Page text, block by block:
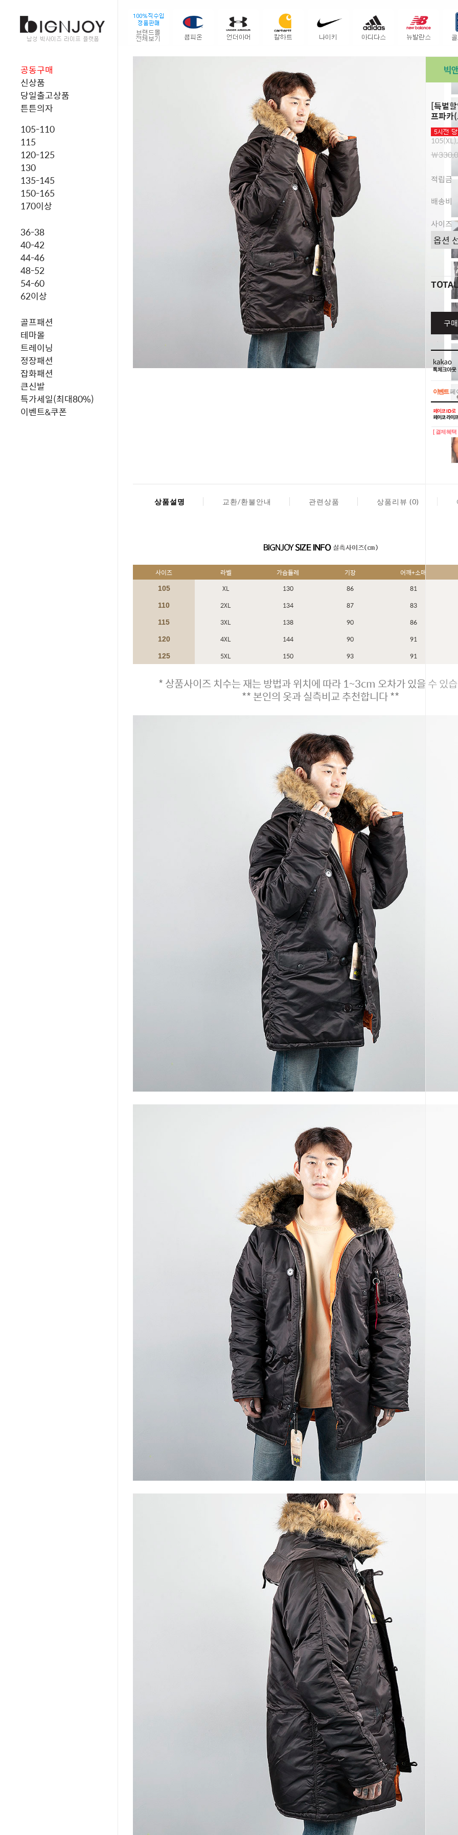
공동구매
신상품
당일출고상품
튼튼의자
105-110
115
120-125
130
135-145
150-165
170이상
36-38
40-42
44-46
48-52
54-60
62이상
골프패션
테마몰
트레이닝
정장패션
잡화패션
큰신발
특가세일(최대80%)
이벤트&쿠폰
[특별
프파카
￦
적립금
배송비
사이즈
TOTAL
구
이벤트페
이벤트페
[ 결제혜
상품설명 교환/환불안내 관련상품 상품리뷰 (0)
사이즈 라벨 가슴둘레 기장 어깨+소매
105 XL 130 86 81
110 2XL 134 87 83
115 3XL 138 90 86
120 4XL 144 90 91
125 5XL 150 93 91
* 상품사이즈 치수는 재는 방법과 위치에 따라 1~3cm 오차가 있을 수 있
** 본인의 옷과 실측비교 추천합니다 **